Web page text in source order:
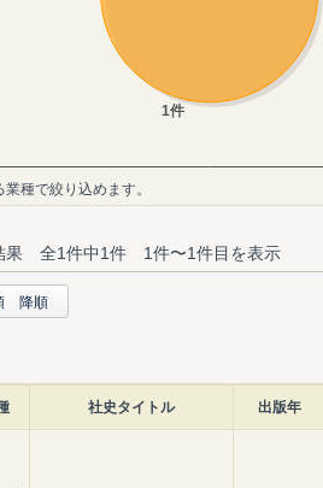
種で絞り込めます。
果 全1件中1件 1件〜1件目を表示
降順
社史タイトル 出版年